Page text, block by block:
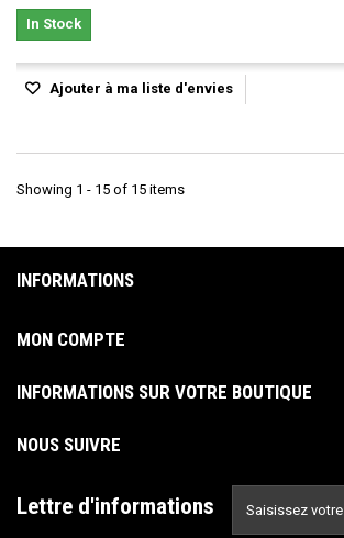
In Stock
Ajouter à ma liste d'envies
Showing 1 - 15 of 15 items
INFORMATIONS
MON COMPTE
INFORMATIONS SUR VOTRE BOUTIQUE
NOUS SUIVRE
Lettre d'informations